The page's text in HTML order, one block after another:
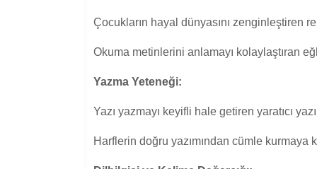
Çocukların hayal dünyasını zenginleştiren
Okuma metinlerini anlamayı kolaylaştıran
Yazma Yeteneği:
Yazı yazmayı keyifli hale getiren yaratıcı
Harflerin doğru yazımından cümle kurmaya